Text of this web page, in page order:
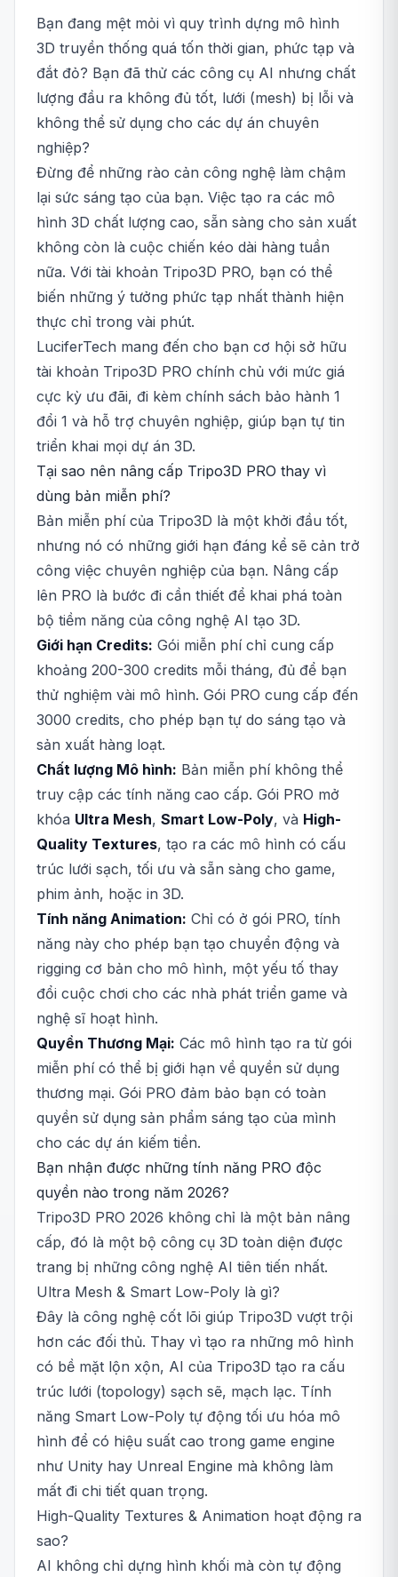
Bạn đang mệt mỏi vì quy trình dựng mô hình
3D truyền thống quá tốn thời gian, phức tạp và
đắt đỏ? Bạn đã thử các công cụ AI nhưng chất
lượng đầu ra không đủ tốt, lưới (mesh) bị lỗi và
không thể sử dụng cho các dự án chuyên
nghiệp?
Đừng để những rào cản công nghệ làm chậm
lại sức sáng tạo của bạn. Việc tạo ra các mô
hình 3D chất lượng cao, sẵn sàng cho sản xuất
không còn là cuộc chiến kéo dài hàng tuần
nữa. Với tài khoản Tripo3D PRO, bạn có thể
biến những ý tưởng phức tạp nhất thành hiện
thực chỉ trong vài phút.
LuciferTech mang đến cho bạn cơ hội sở hữu
tài khoản Tripo3D PRO chính chủ với mức giá
cực kỳ ưu đãi, đi kèm chính sách bảo hành 1
đổi 1 và hỗ trợ chuyên nghiệp, giúp bạn tự tin
triển khai mọi dự án 3D.
Tại sao nên nâng cấp Tripo3D PRO thay vì
dùng bản miễn phí?
Bản miễn phí của Tripo3D là một khởi đầu tốt,
nhưng nó có những giới hạn đáng kể sẽ cản trở
công việc chuyên nghiệp của bạn. Nâng cấp
lên PRO là bước đi cần thiết để khai phá toàn
bộ tiềm năng của công nghệ AI tạo 3D.
Giới hạn Credits: Gói miễn phí chỉ cung cấp
khoảng 200-300 credits mỗi tháng, đủ để bạn
thử nghiệm vài mô hình. Gói PRO cung cấp đến
3000 credits, cho phép bạn tự do sáng tạo và
sản xuất hàng loạt.
Chất lượng Mô hình: Bản miễn phí không thể
truy cập các tính năng cao cấp. Gói PRO mở
khóa Ultra Mesh, Smart Low-Poly, và High-
Quality Textures, tạo ra các mô hình có cấu
trúc lưới sạch, tối ưu và sẵn sàng cho game,
phim ảnh, hoặc in 3D.
Tính năng Animation: Chỉ có ở gói PRO, tính
năng này cho phép bạn tạo chuyển động và
rigging cơ bản cho mô hình, một yếu tố thay
đổi cuộc chơi cho các nhà phát triển game và
nghệ sĩ hoạt hình.
Quyền Thương Mại: Các mô hình tạo ra từ gói
miễn phí có thể bị giới hạn về quyền sử dụng
thương mại. Gói PRO đảm bảo bạn có toàn
quyền sử dụng sản phẩm sáng tạo của mình
cho các dự án kiếm tiền.
Bạn nhận được những tính năng PRO độc
quyền nào trong năm 2026?
Tripo3D PRO 2026 không chỉ là một bản nâng
cấp, đó là một bộ công cụ 3D toàn diện được
trang bị những công nghệ AI tiên tiến nhất.
Ultra Mesh & Smart Low-Poly là gì?
Đây là công nghệ cốt lõi giúp Tripo3D vượt trội
hơn các đối thủ. Thay vì tạo ra những mô hình
có bề mặt lộn xộn, AI của Tripo3D tạo ra cấu
trúc lưới (topology) sạch sẽ, mạch lạc. Tính
năng Smart Low-Poly tự động tối ưu hóa mô
hình để có hiệu suất cao trong game engine
như Unity hay Unreal Engine mà không làm
mất đi chi tiết quan trọng.
High-Quality Textures & Animation hoạt động ra
sao?
AI không chỉ dựng hình khối mà còn tự động